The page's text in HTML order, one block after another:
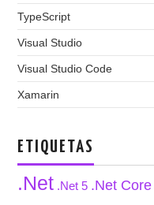
TypeScript
Visual Studio
Visual Studio Code
Xamarin
ETIQUETAS
.Net .Net 5 .Net Core